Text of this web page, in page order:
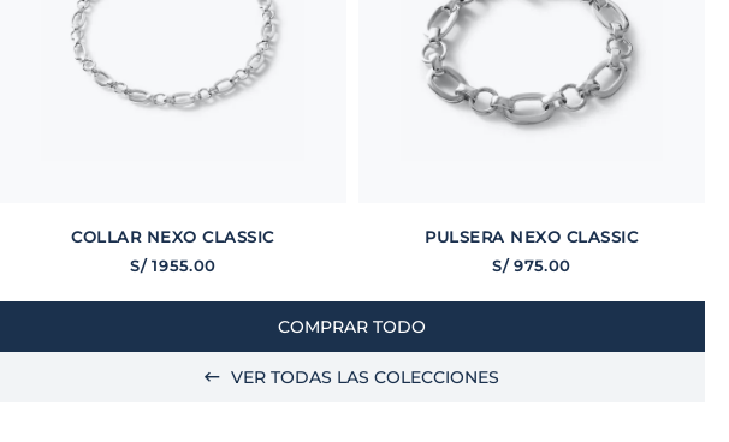
COLLAR NEXO CLASSIC
S/ 1955.00
PULSERA NEXO CLASSIC
S/ 975.00
COMPRAR TODO
VER TODAS LAS COLECCIONES